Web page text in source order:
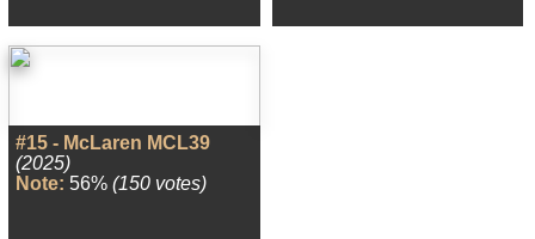
#15 - McLaren MCL39
(2025)
Note: 56% (150 votes)